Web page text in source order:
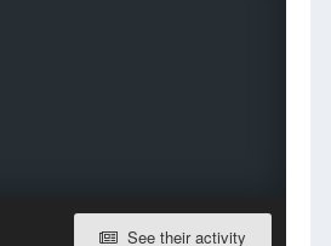
See their activity